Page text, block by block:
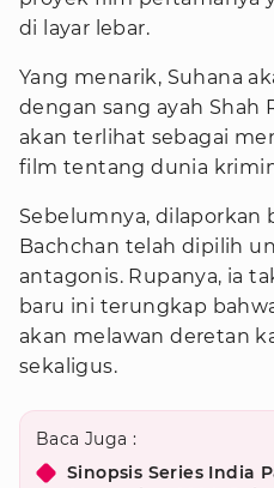
di layar lebar.
Yang menarik, Suhana
dengan sang ayah Shah
akan terlihat sebagai
film tentang dunia
Sebelumnya, dilaporkan
Bachchan telah dipilih
antagonis. Rupanya, ia
baru ini terungkap
akan melawan deretan
sekaligus.
Baca Juga :
Sinopsis Series India